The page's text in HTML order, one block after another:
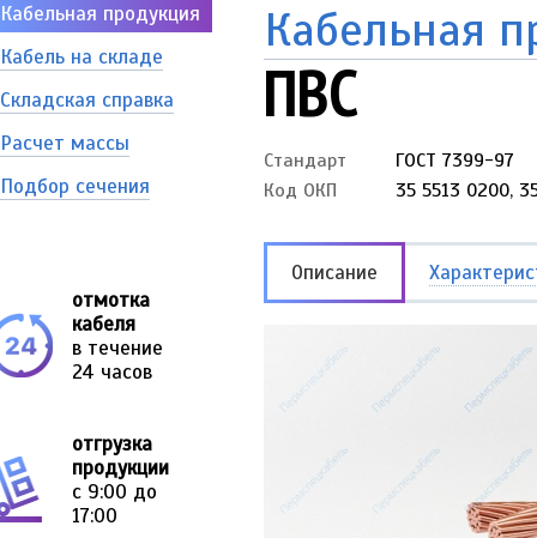
Кабельная продукция
Кабель на складе
Складская справка
Расчет массы
Подбор сечения
отмотка
кабеля
в течение
24 часов
отгрузка
продукции
с 9:00 до
17:00
Кабельная
ПВС
Стандарт
ГОСТ 7399-97
Код ОКП
35 5513 0200,
Описание